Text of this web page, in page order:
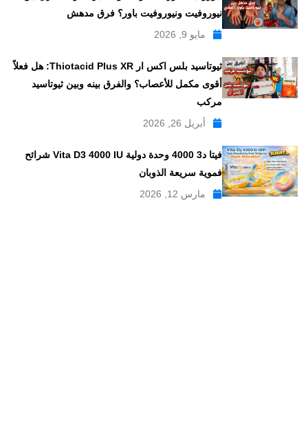
نيوروفيت ونيوروفيت باور؟ فرق مدهش
مايو 9, 2026
ثيوتاسيد بلس اكس ار Thiotacid Plus XR: هل فعلاً
أقوى مكمل للأعصاب؟ والفرق بينه وبين ثيوتاسيد
مركب
أبريل 26, 2026
فيتا د3 4000 وحدة دولية Vita D3 4000 IU شرائح
فموية سريعة الذوبان
مارس 12, 2026